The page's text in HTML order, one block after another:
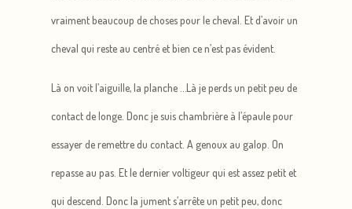
vraiment beaucoup de choses pour le cheval. Et d’avoir un
cheval qui reste au centré et bien ce n’est pas évident.
Là on voit l’aiguille, la planche …Là je perds un petit peu de
contact de longe. Donc je suis chambrière à l’épaule pour
essayer de remettre du contact. A genoux au galop. On
repasse au pas. Et le dernier voltigeur qui est assez petit et
qui descend. Donc la jument s’arrête un petit peu, donc